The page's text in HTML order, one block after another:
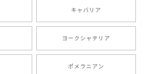
【 自然に囲まれた ダックスフンド 】 キャニスター 保存容器 お家用 プレゼント 犬 ペット うちの子 犬グッズ
キャバリア
ヨークシャテリア
ポメラニアン